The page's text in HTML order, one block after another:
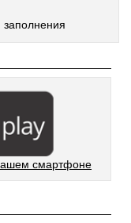
смартфоне